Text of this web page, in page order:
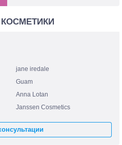
jane iredale
Guam
Anna Lotan
Janssen Cosmetics